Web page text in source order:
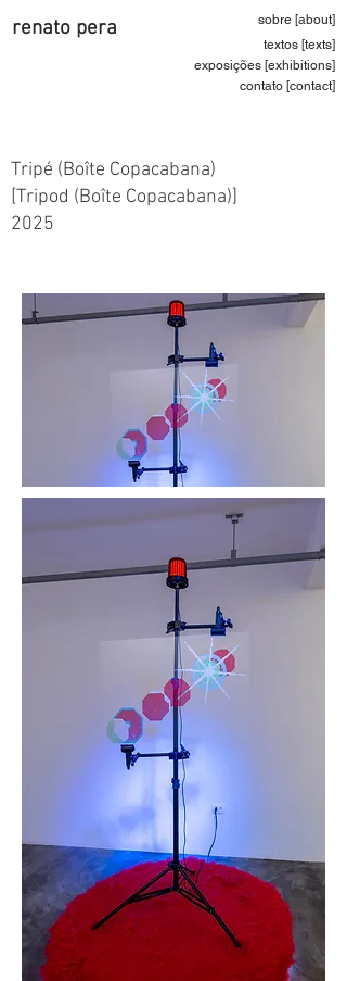
renato pera
sobre [about]
textos [texts]
exposições [exhibitions]
contato [contact]
Tripé (Boîte Copacabana)
[Tripod (Boîte Copacabana)]
2025